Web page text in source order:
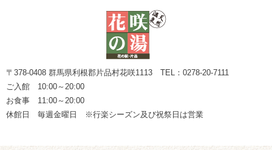
〒378-0408 群馬県利根郡片品村花咲1113 TEL：0278-20-7111
ご入館 10:00～20:00
お食事 11:00～20:00
休館日 毎週金曜日 ※行楽シーズン及び祝祭日は営業